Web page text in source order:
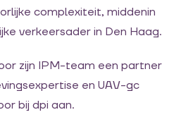
complexiteit, middenin
verkeersader in Den Haag.
zijn IPM-team een partner
en UAV-gc
bij dpi aan.